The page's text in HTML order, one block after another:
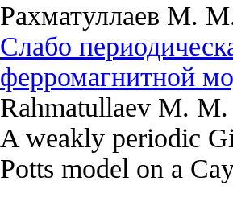
Рахматуллаев М.
Слабо
ферромагнитной
Rahmatullaev M. M.
A weakly periodic
Potts model on a